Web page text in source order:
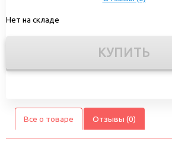
Нет на складе
КУПИТЬ
Все о товаре Отзывы (0)